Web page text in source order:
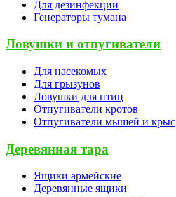
Для дезинфекции
Генераторы тумана
Ловушки и отпугиватели
Для насекомых
Для грызунов
Ловушки для птиц
Отпугиватели кротов
Отпугиватели мышей и крыс
Деревянная тара
Ящики армейские
Деревянные ящики